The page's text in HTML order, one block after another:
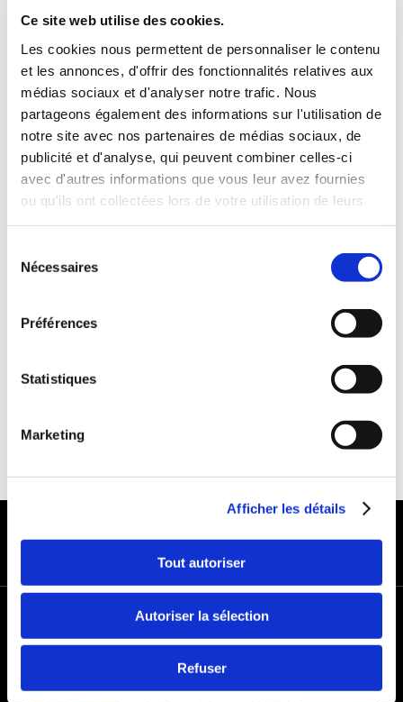
Ce site web utilise des cookies.
Les cookies nous permettent de personnaliser le contenu
et les annonces, d'offrir des fonctionnalités relatives aux
médias sociaux et d'analyser notre trafic. Nous
partageons également des informations sur l'utilisation de
notre site avec nos partenaires de médias sociaux, de
publicité et d'analyse, qui peuvent combiner celles-ci
avec d'autres informations que vous leur avez fournies
ou qu'ils ont collectées lors de votre utilisation de leurs
Nécessaires
Préférences
Statistiques
Marketing
Afficher les détails
Tout autoriser
Autoriser la sélection
Refuser
INCLUS À LA LOCATION
Killométrage illimité
Assurance tous risques (hors franchise)
Carburant : plein à rendre plein
CONDITIONS DE LOCATION
Age minimum :20 ans
Années de permis :2 ans
ASSURANCE
MODES DE PAIEMENT
−